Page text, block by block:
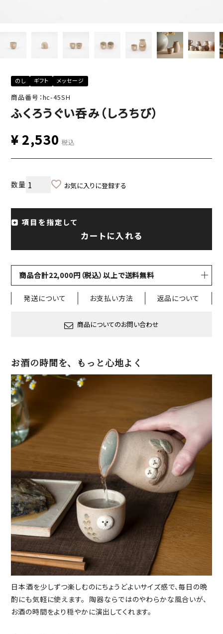
のし ギフト メッセージ
商品番号：hc-45SH
ふくろうぐい呑み（しろちび）
¥2,530 税込
お気に入りに登録する
項目を指定して
カートに入れる
商品合計22,000円（税込）以上で送料無料
発送について お支払い方法 返品について
商品についてのお問い合わせ
お酒の時間を、もっと心地よく
日本酒を少しずつ楽しむのにちょうどよいサイズ感で、毎日の晩
酌にも気軽に使えます。 陶器ならではのやわらかな風合いが、
お酒の時間をより穏やかに演出してくれます。